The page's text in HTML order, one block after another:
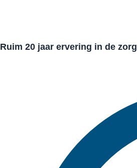
Ruim 20 jaar ervering in de zorg